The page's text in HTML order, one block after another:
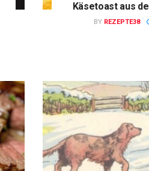
Käsetoast aus
BY REZEPTE38